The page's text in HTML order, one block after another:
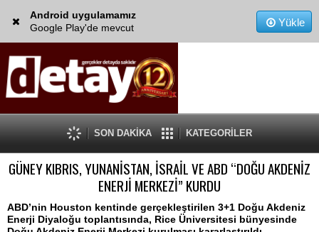
Android uygulamamız
Google Play'de mevcut
Yükle
SON DAKİKA KATEGORİLER
GÜNEY KIBRIS, YUNANİSTAN, İSRAİL VE ABD “DOĞU AKDENİZ
ENERJİ MERKEZİ” KURDU
ABD’nin Houston kentinde gerçekleştirilen 3+1 Doğu Akdeniz
Enerji Diyaloğu toplantısında, Rice Üniversitesi bünyesinde